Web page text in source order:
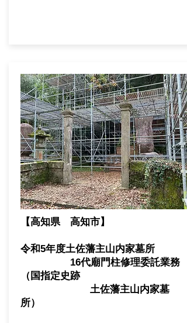
【高知県 高知市】
​令和5年度土佐藩主山内家墓所
16代廟門柱修理委託業務
​（国指定史跡
土佐藩主山内家墓
所）